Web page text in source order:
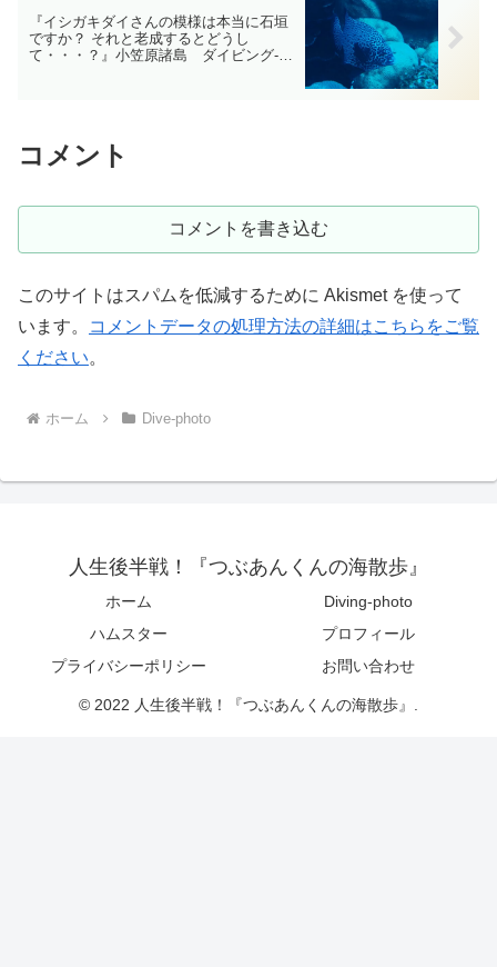
『イシガキダイさんの模様は本当に石垣
ですか？ それと老成するとどうし
て・・・？』小笠原諸島 ダイビング‐フ
コメント
コメントを書き込む
このサイトはスパムを低減するために Akismet を使って
います。
コメントデータの処理方法の詳細はこちらをご覧
ください。
ホーム Dive-photo
人生後半戦！『つぶあんくんの海散歩』
ホーム
Diving-photo
ハムスター
プロフィール
プライバシーポリシー
お問い合わせ
© 2022 人生後半戦！『つぶあんくんの海散歩』.